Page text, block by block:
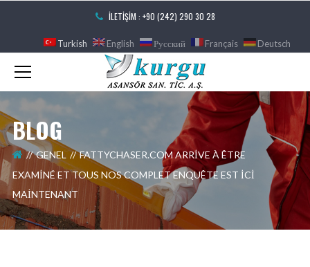
İLETIŞIM : +90 (242) 290 30 28
Turkish English Русский Français Deutsch
BLOG
GENEL
FATTYCHASER.COM ARRIVE À ÊTRE
EXAMINÉ ET TOUS NOS COMPLET ENQUÊTE EST ICI
MAINTENANT